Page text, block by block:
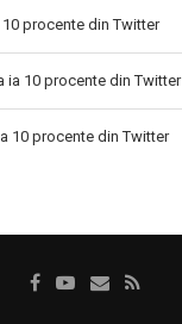
10 procente din Twitter
ia 10 procente din Twitter
10 procente din Twitter